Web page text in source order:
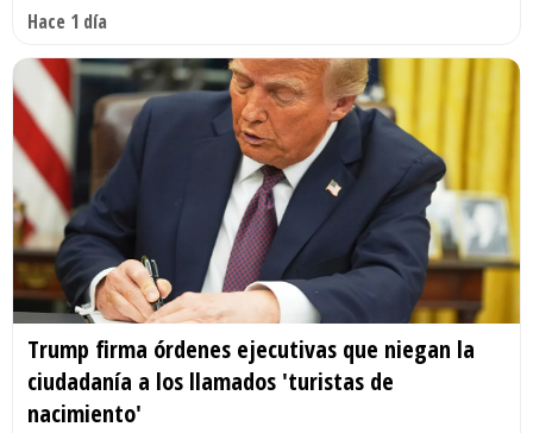
Hace 1 día
Trump firma órdenes ejecutivas que niegan la
ciudadanía a los llamados 'turistas de
nacimiento'